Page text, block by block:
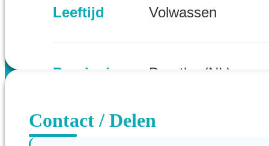
Leeftijd Volwassen
Provincie Drenthe (NL)
Contact / Delen